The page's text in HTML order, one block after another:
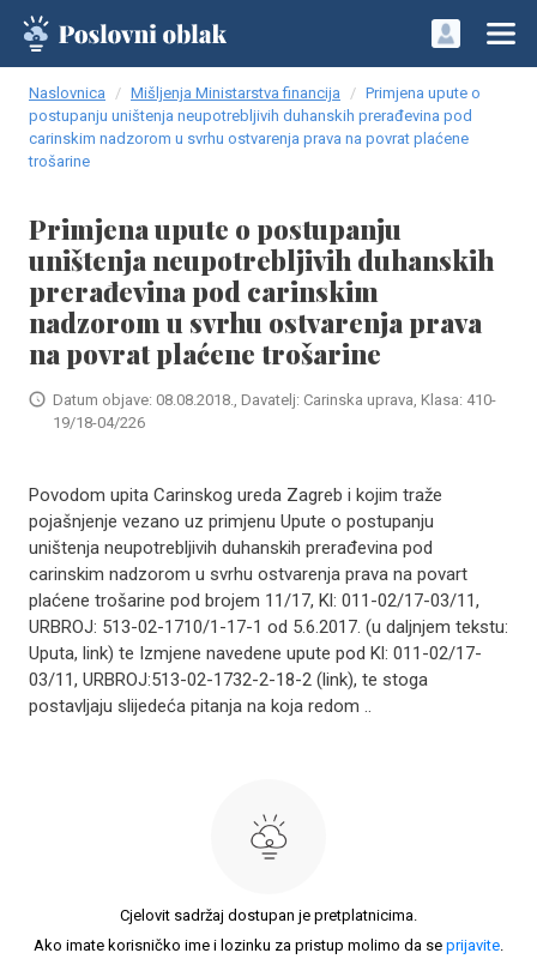
Naslovnica Mišljenja Ministarstva financija
Primjena upute o
postupanju uništenja neupotrebljivih duhanskih prerađevina pod
carinskim nadzorom u svrhu ostvarenja prava na povrat plaćene
trošarine
Primjena upute o postupanju
uništenja neupotrebljivih duhanskih
prerađevina pod carinskim
nadzorom u svrhu ostvarenja prava
na povrat plaćene trošarine
Datum objave: 08.08.2018., Davatelj: Carinska uprava, Klasa: 410-
19/18-04/226
Povodom upita Carinskog ureda Zagreb i kojim traže
pojašnjenje vezano uz primjenu Upute o postupanju
uništenja neupotrebljivih duhanskih prerađevina pod
carinskim nadzorom u svrhu ostvarenja prava na povart
plaćene trošarine pod brojem 11/17, Kl: 011-02/17-03/11,
URBROJ: 513-02-1710/1-17-1 od 5.6.2017. (u daljnjem tekstu:
Uputa, link) te Izmjene navedene upute pod Kl: 011-02/17-
03/11, URBROJ:513-02-1732-2-18-2 (link), te stoga
postavljaju slijedeća pitanja na koja redom ..
Cjelovit sadržaj dostupan je pretplatnicima.
Ako imate korisničko ime i lozinku za pristup molimo da se prijavite.